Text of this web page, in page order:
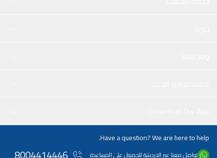
Have a question? We are here to help.
تواصل معنا عبر الدردشة للحصول على المساعدة